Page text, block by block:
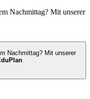
Nachmittag? Mit unserer
Nachmittag? Mit unserer